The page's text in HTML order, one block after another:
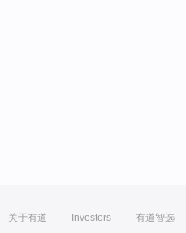
关于有道 Investors 有道智选